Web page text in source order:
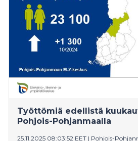
Työttömiä edellistä
Pohjois-Pohjanmaalla
25.11.2025 08:03:52 EET | Pohjois-